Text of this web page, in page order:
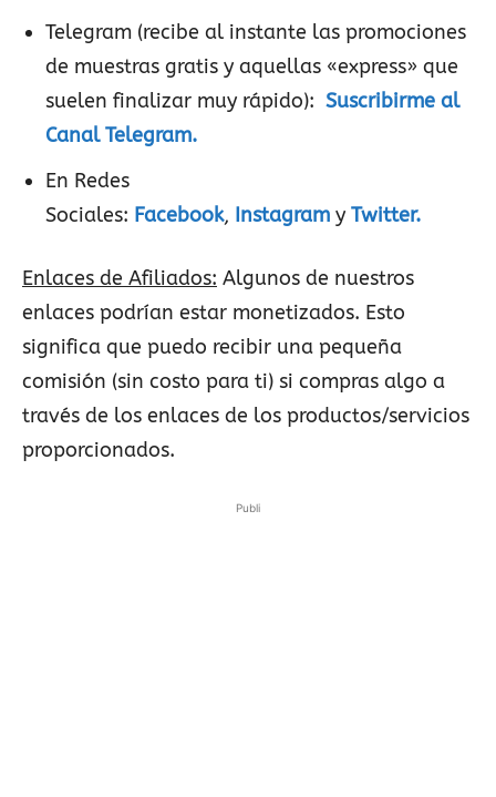
Telegram (recibe al instante las promociones
de muestras gratis y aquellas «express» que
suelen finalizar muy rápido): Suscribirme al
Canal Telegram.
En Redes
Sociales: Facebook, Instagram y Twitter.
Enlaces de Afiliados: Algunos de nuestros
enlaces podrían estar monetizados. Esto
significa que puedo recibir una pequeña
comisión (sin costo para ti) si compras algo a
través de los enlaces de los productos/servicios
proporcionados.
Publi